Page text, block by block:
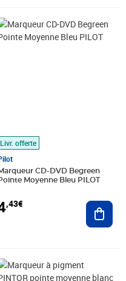
au panier
Livr. offerte
CD-DVD Begreen
Moyenne Bleu PILOT
,43€
4,43€
20,90€